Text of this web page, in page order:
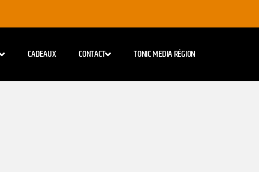
CADEAUX CONTACT TONIC MEDIA RÉGION